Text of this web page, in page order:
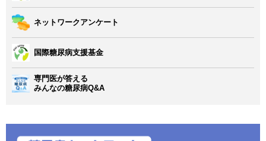
ネットワークアンケート
国際糖尿病支援基金
専門医が答える
みんなの糖尿病Q&A